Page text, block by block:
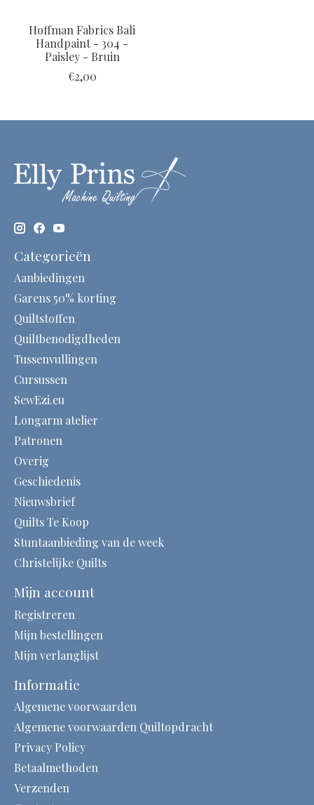
Hoffman Fabrics Bali
Handpaint - 304 -
Paisley - Bruin
€2,00
Categorieën
Aanbiedingen
Garens 50% korting
Quiltstoffen
Quiltbenodigdheden
Tussenvullingen
Cursussen
SewEzi.eu
Longarm atelier
Patronen
Overig
Geschiedenis
Nieuwsbrief
Quilts Te Koop
Stuntaanbieding van de week
Christelijke Quilts
Mijn account
Registreren
Mijn bestellingen
Mijn verlanglijst
Informatie
Algemene voorwaarden
Algemene voorwaarden Quiltopdracht
Privacy Policy
Betaalmethoden
Verzenden